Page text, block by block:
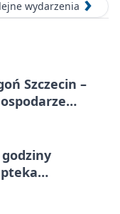
wydarzenia
Szczecin –